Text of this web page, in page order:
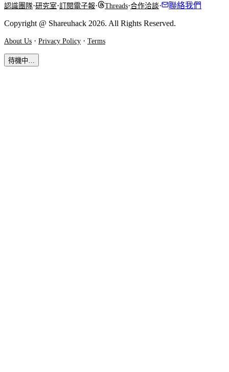
認識團隊·研究室·訂閱電子報· Threads·合作洽談· 聯絡我們
Copyright @ Shareuhack 2026. All Rights Reserved.
About Us · Privacy Policy · Terms
待機中…